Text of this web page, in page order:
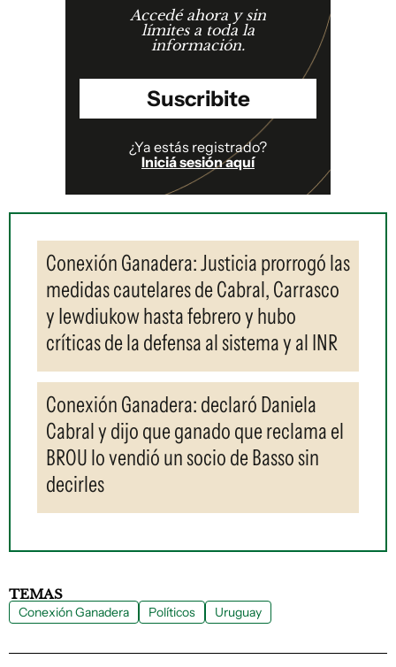
Accedé ahora y sin
límites a toda la
información.
Suscribite
¿Ya estás registrado?
Iniciá sesión aquí
Conexión Ganadera: Justicia prorrogó las
medidas cautelares de Cabral, Carrasco
y Iewdiukow hasta febrero y hubo
críticas de la defensa al sistema y al INR
Conexión Ganadera: declaró Daniela
Cabral y dijo que ganado que reclama el
BROU lo vendió un socio de Basso sin
decirles
TEMAS
Conexión Ganadera Políticos Uruguay